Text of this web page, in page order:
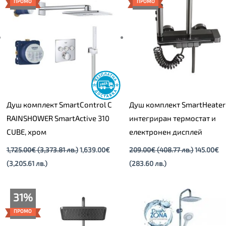
ПРОМО
Душ комплект SmartControl С
RAINSHOWER SmartActive 310
CUBE, хром
1,725.00€(3,373.81 лв.)
1,725.00€
(3,373.81
1,639.00€
(3,205.61 лв.)
1,639.00€
(3,205.61
ПРОМО
Душ комплект SmartHeater
интегриран термостат и
електронен дисплей
209.00€(408.77 лв.)
лв.).
145.00€
(283.60 лв.)
145.00€
лв.).
31%
ПРОМО
price
was:
215.00€
149.00€